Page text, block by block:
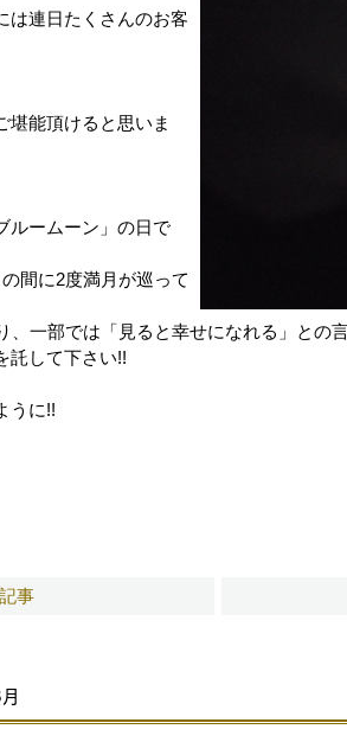
は連日たくさんのお客
堪能頂けると思いま
ルームーン」の日で
間に2度満月が巡って
、一部では「見ると幸せになれる」との
託して下さい!!
うに!!
事